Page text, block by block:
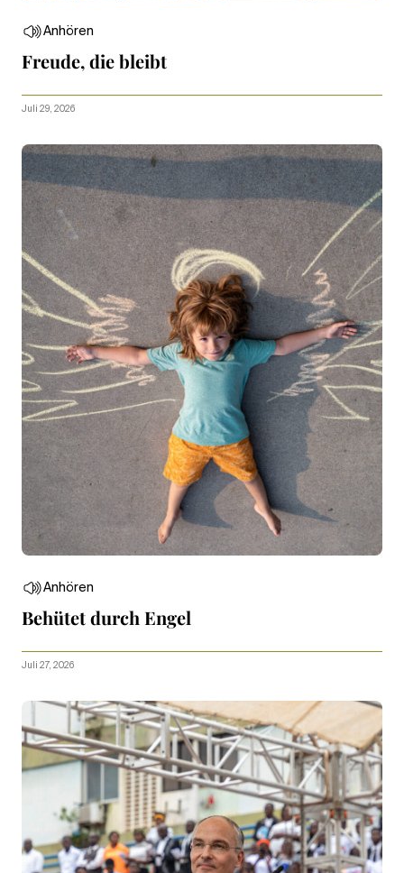
Anhören
Freude, die bleibt
Juli 29, 2026
Anhören
Behütet durch Engel
Juli 27, 2026